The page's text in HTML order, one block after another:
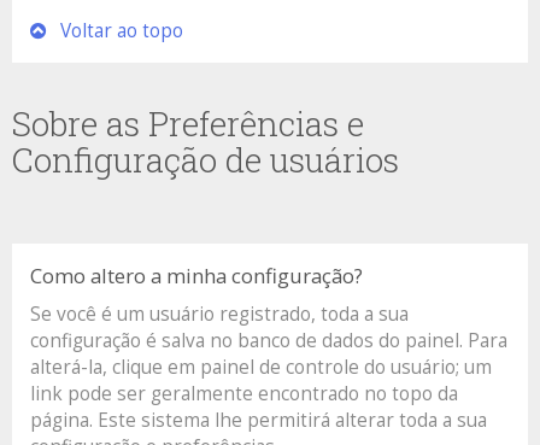
Voltar ao topo
Sobre as Preferências e
Configuração de usuários
Como altero a minha configuração?
Se você é um usuário registrado, toda a sua
configuração é salva no banco de dados do painel. Para
alterá-la, clique em painel de controle do usuário; um
link pode ser geralmente encontrado no topo da
página. Este sistema lhe permitirá alterar toda a sua